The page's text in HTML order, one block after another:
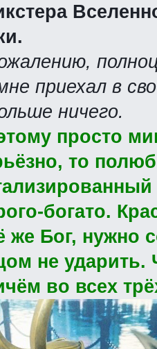
приехал в
ничего.
просто
то
богато.
же Бог, нужно
не ударить.
во всех